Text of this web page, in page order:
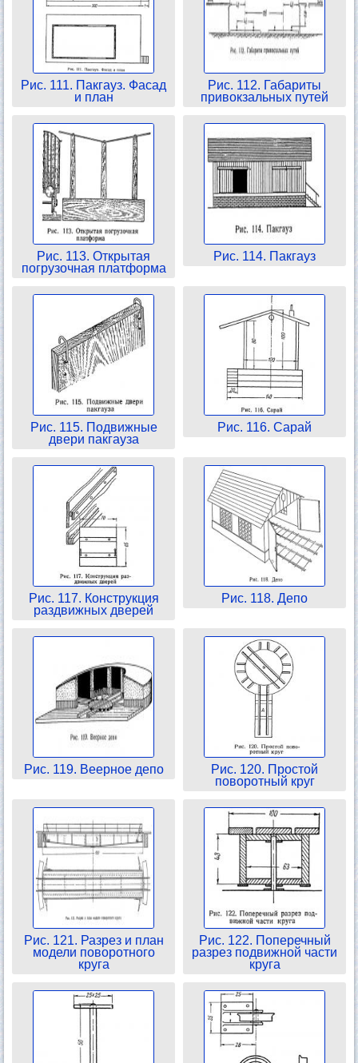
Рис. 111. Пакгауз. Фасад
и план
Рис. 112. Габариты
привокзальных путей
Рис. 113. Открытая
погрузочная платформа
Рис. 114. Пакгауз
Рис. 115. Подвижные
двери пакгауза
Рис. 116. Сарай
Рис. 117. Конструкция
раздвижных дверей
Рис. 118. Депо
Рис. 119. Веерное депо
Рис. 120. Простой
поворотный круг
Рис. 121. Разрез и план
модели поворотного
круга
Рис. 122. Поперечный
разрез подвижной части
круга